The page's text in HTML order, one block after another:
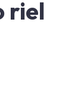
riel